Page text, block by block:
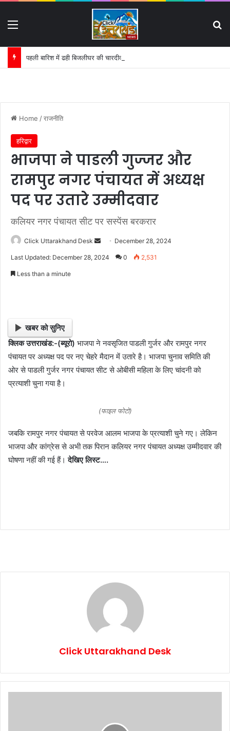
पहली बारिश में ढही बिजलीघर की चारदीवारी:
Home /राजनीति
हरिद्वार
भाजपा ने पाडली गुज्जर और
रामपुर नगर पंचायत में अध्यक्ष
पद पर उतारे उम्मीदवार
कलियर नगर पंचायत सीट पर सस्पेंस बरकरार
Click Uttarakhand Desk
e
a
i
l
December 28, 2024
Last Updated: December 28, 2024 0 2,531
Less than a minute
खबर को सुनिए
क्लिक उत्तराखंड:-(ब्यूरो) भाजपा ने नवसृजित पाडली गुर्जर और रामपुर नगर
पंचायत पर अध्यक्ष पद पर नए चेहरे मैदान में उतारे है। भाजपा चुनाव समिति की
ओर से पाडली गुर्जर नगर पंचायत सीट से ओबीसी महिला के लिए चांदनी को
प्रत्याशी चुना गया है।
(फाइल फोटो)
जबकि रामपुर नगर पंचायत से परवेज आलम भाजपा के प्रत्याशी चुने गए। लेकिन
भाजपा और कांग्रेस से अभी तक पिरान कलियर नगर पंचायत अध्यक्ष उम्मीदवार की
घोषणा नहीं की गई हैं।देखिए लिस्ट….
Click Uttarakhand Desk